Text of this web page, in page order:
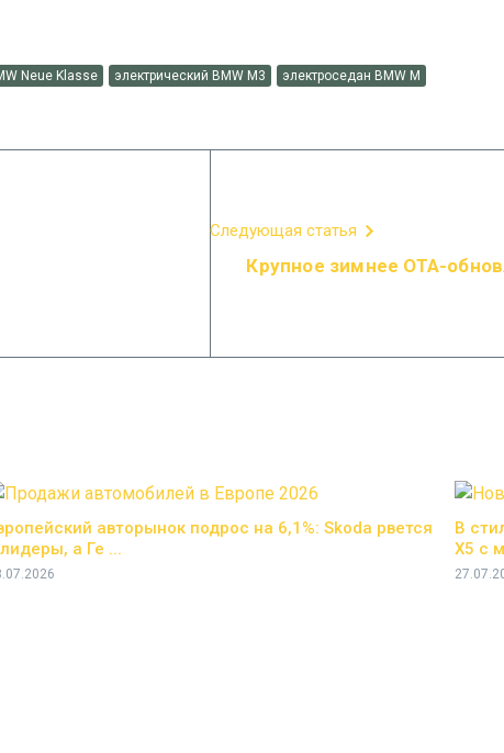
Neue Klasse электрический BMW M3 электроседан BMW M
Следующая статья
Крупное зимнее OTA-
авторынок подрос на 6,1%: Skoda рвется
а Ге ...
В
X5 с